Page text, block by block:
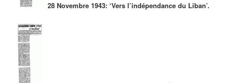
28 Novembre 1943: ‘Vers l’indépendance du Liban’.